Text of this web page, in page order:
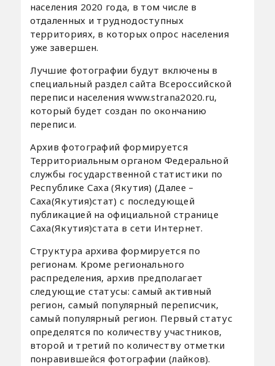
населения 2020 года, в том числе в
отдаленных и труднодоступных
территориях, в которых опрос населения
уже завершен.
Лучшие фотографии будут включены в
специальный раздел сайта Всероссийской
переписи населения www.strana2020.ru,
который будет создан по окончанию
переписи.
Архив фотографий формируется
Территориальным органом Федеральной
службы государственной статистики по
Республике Саха (Якутия) (Далее –
Саха(Якутия)стат) с последующей
публикацией на официальной странице
Саха(Якутия)стата в сети Интернет.
Структура архива формируется по
регионам. Кроме регионального
распределения, архив предполагает
следующие статусы: самый активный
регион, самый популярный переписчик,
самый популярный регион. Первый статус
определятся по количеству участников,
второй и третий по количеству отметки
понравившейся фотографии (лайков).